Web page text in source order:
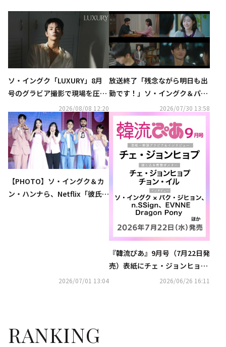
ソ・イングク「LUXURY」8月
号のグラビア撮影で現場を圧
倒…大人の男性の魅力を見せつ
ける
2026/08/08 12:20
放送終了「残念ながら明日も出
勤です！」ソ・イングク＆パ
ク・ジヒョン、愛と仕事の行方
は？【ネタバレあり】
2026/07/30 13:58
【PHOTO】ソ・イングク＆カ
ン・ハンナら、Netflix「彼氏彼
2026/07/01 13:04
『韓流ぴあ』9月号（7月22日発
売）表紙にチェ・ジョンヒョプ
2026/06/26 16:11
RANKING